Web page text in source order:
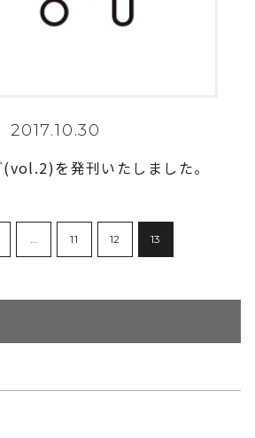
2017.10.30
を発刊いたしました。
11 12 13